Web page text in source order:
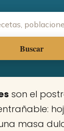
Buscar
son el
masa